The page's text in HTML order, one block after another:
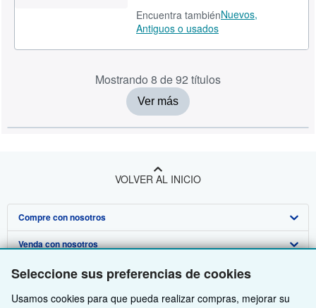
Seleccione sus preferencias de cookies
Usamos cookies para que pueda realizar compras, mejorar su
Encuentra tambiénNuevos,
Antiguos o usados
Mostrando 8 de 92 títulos
Ver más
VOLVER AL INICIO
Compre con nosotros
Búsqueda avanzada
Colecciones
Mi cuenta
Venda con nosotros
Comenzar a vender
Únase a nuestro programa de afiliados
Sobre nosotros
Sobre IberLibro
Obtener Ayuda